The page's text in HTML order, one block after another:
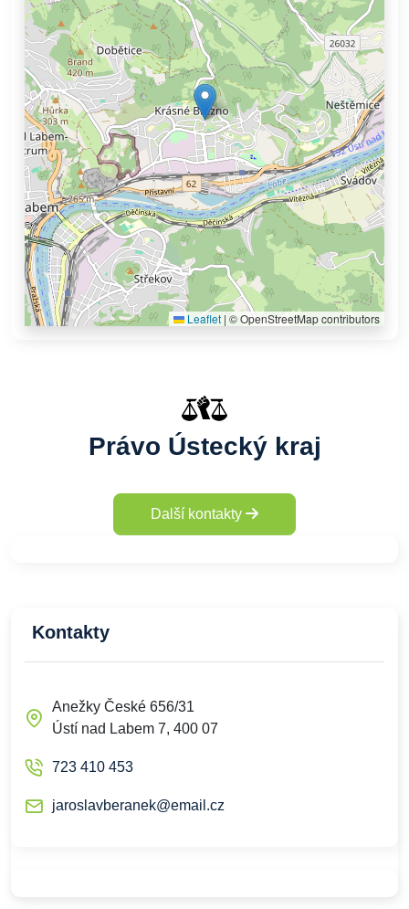
Leaflet | © OpenStreetMap contributors
Právo Ústecký kraj
Další kontakty
Kontakty
Anežky České 656/31
Ústí nad Labem 7, 400 07
723 410 453
jaroslavberanek@email.cz